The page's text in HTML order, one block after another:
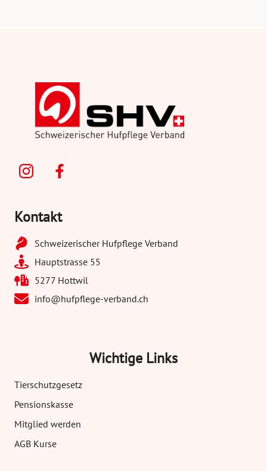
Wichtige Links
Tierschutzgesetz
Pensionskasse
Mitglied werden
AGB Kurse
Kontakt
Schweizerischer Hufpflege Verband
Hauptstrasse 55
5277 Hottwil
info@hufpflege-verband.ch